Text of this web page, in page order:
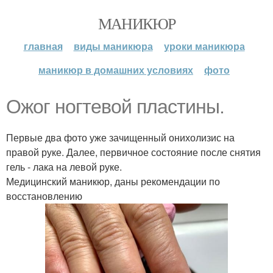
МАНИКЮР
главная виды маникюра
уроки маникюра
маникюр в домашних условиях
фото
Ожог ногтевой пластины.
Первые два фото уже зачищенный онихолизис на
правой руке. Далее, первичное состояние после снятия
гель - лака на левой руке.
Медицинский маникюр, даны рекомендации по
восстановлению